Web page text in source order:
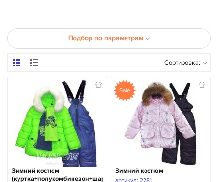
Подбор по параметрам
Сортировка:
Зимний костюм
(куртка+полукомбинезон+шарфик)
Sale
Зимний костюм
артикул: 2281